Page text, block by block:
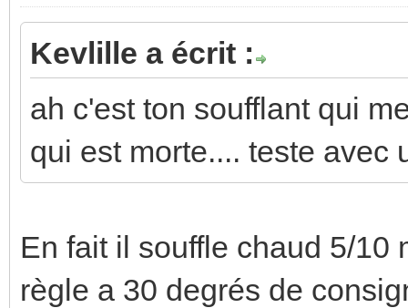
Kevlille a écrit :
ah c'est ton soufflant qui
qui est morte.... teste avec
En fait il souffle chaud 5/10
règle a 30 degrés de